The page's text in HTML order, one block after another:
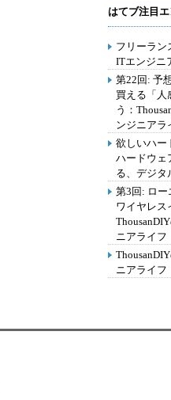
はてブ注目
フリーラン
ITエンジニ
第22回: 予
買える「人
う：
ンジニアラ
欲しいハー
ハードウェ
る、デジタ
第3回: ロー
ワイヤレス
ニアライフ
ニアライフ